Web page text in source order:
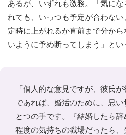
あるが、いずれも激務。「気に
れても、いっつも予定が合わない
定時に上がれるか直前まで分か
いように予め断ってしまう」とい
「個人的な意見ですが、彼氏
であれば、婚活のために、思
とつの手です。『結婚したら
程度の気持ちの職場だったら、